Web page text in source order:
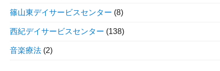
篠山東デイサービスセンター (8)
西紀デイサービスセンター (138)
音楽療法 (2)